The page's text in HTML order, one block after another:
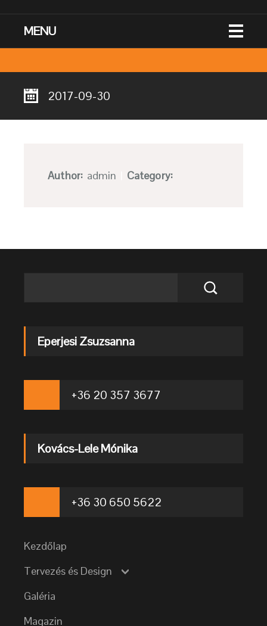
MENU
2017-09-30
Author: admin Category:
Eperjesi Zsuzsanna
+36 20 357 3677
Kovács-Lele Mónika
+36 30 650 5622
Kezdőlap
Tervezés és Design
Galéria
Magazin